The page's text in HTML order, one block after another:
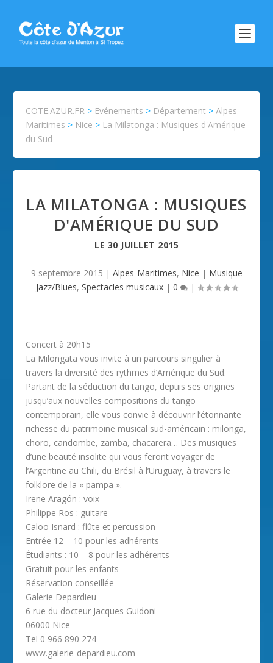
COTE.AZUR.FR > Evénements > Département >Alpes-
Maritimes > Nice > La Milatonga : Musiques d'Amérique
du Sud
LA MILATONGA : MUSIQUES
D'AMÉRIQUE DU SUD
LE 30 JUILLET 2015
9 septembre 2015 | Alpes-Maritimes, Nice | Musique
Jazz/Blues, Spectacles musicaux| 0 |
Concert à 20h15
La Milongata vous invite à un parcours singulier à
travers la diversité des rythmes d’Amérique du Sud.
Partant de la séduction du tango, depuis ses origines
jusqu’aux nouvelles compositions du tango
contemporain, elle vous convie à découvrir l’étonnante
richesse du patrimoine musical sud-américain : milonga,
choro, candombe, zamba, chacarera… Des musiques
d’une beauté insolite qui vous feront voyager de
l’Argentine au Chili, du Brésil à l’Uruguay, à travers le
folklore de la « pampa ».
Irene Aragón : voix
Philippe Ros : guitare
Caloo Isnard : flûte et percussion
Entrée 12 – 10 pour les adhérents
Étudiants : 10 – 8 pour les adhérents
Gratuit pour les enfants
Réservation conseillée
Galerie Depardieu
6 rue du docteur Jacques Guidoni
06000 Nice
Tel 0 966 890 274
www.galerie-depardieu.com